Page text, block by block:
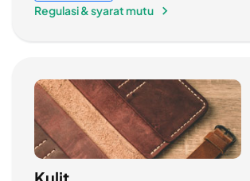
Regulasi & syarat mutu